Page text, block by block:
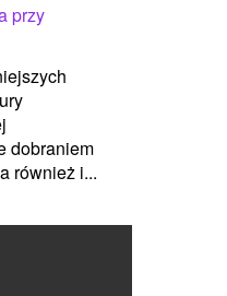
przy
dobraniem
również i...